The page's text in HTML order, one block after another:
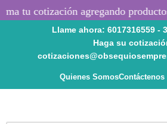
contenido
tu cotización agregando
Llame ahora: 6017316559 -
Haga su
Quienes SomosContáctenos